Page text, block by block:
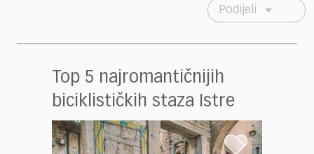
Podijeli
Top 5 najromantičnijih
biciklističkih staza Istre